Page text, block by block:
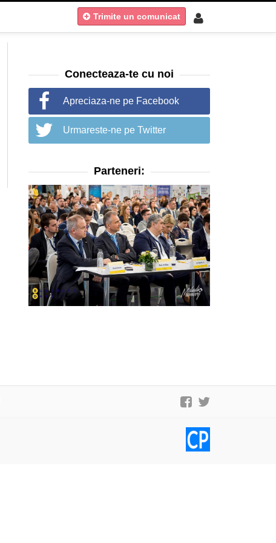
Trimite un comunicat
Conecteaza-te cu noi
Apreciaza-ne pe Facebook
Urmareste-ne pe Twitter
Parteneri: